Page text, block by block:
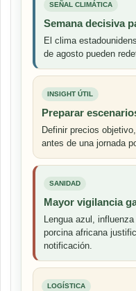
SEÑAL CLIMÁTICA
Semana decisiva
El clima
de agosto pueden
INSIGHT ÚTIL
Preparar
Definir precios
antes de una jornada
SANIDAD
Mayor vigilancia
Lengua azul,
porcina africana
notificación.
LOGÍSTICA